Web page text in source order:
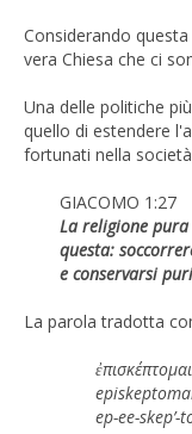
Considerando
vera Chiesa che ci
Una delle politiche
quello di estendere
fortunati nella
GIACOMO 1:27
La religione pura
questa:
e conservarsi
La parola tradotta
ἐπισκέπτομαι
ep-ee-skep’-